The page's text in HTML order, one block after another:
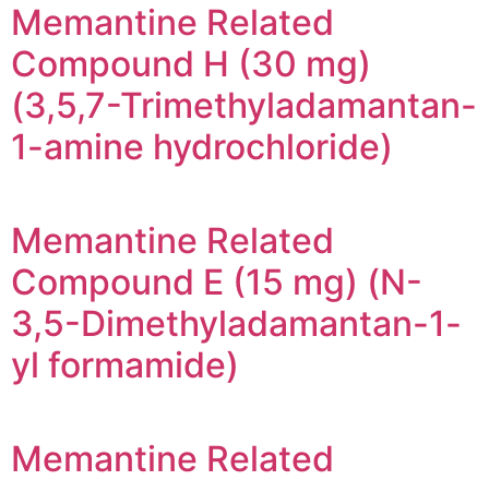
Memantine Related
Compound H (30 mg)
(3,5,7-Trimethyladamantan-
1-amine hydrochloride)
Memantine Related
Compound E (15 mg) (N-
3,5-Dimethyladamantan-1-
yl formamide)
Memantine Related